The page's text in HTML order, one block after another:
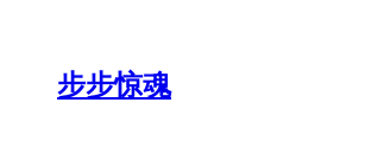
步步惊魂